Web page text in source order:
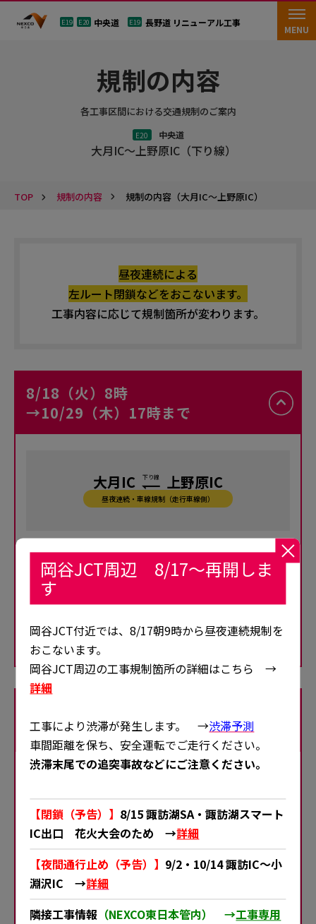
E19 E20 中央道 E19 長野道 リニューアル工事
MENU
規制の内容
各工事区間における交通規制のご案内
E20 中央道
大月IC～上野原IC（下り線）
TOP 規制の内容 規制の内容（大月IC～上野原IC）
昼夜連続による
左ルート閉鎖などをおこないます。
工事内容に応じて規制箇所が変わります。
8/18（火）8時
→10/29（木）17時まで
大月IC 下り線 上野原IC
昼夜連続・車線規制（走行車線側）
および10/30（金）
大月IC 上野原IC
昼夜連続・車線規制（追越車線側）
岡谷JCT周辺 8/17～再開しま
す
岡谷JCT付近では、8/17朝9時から昼夜連続規制を
おこないます。
岡谷JCT周辺の工事規制箇所の詳細はこちら →
詳細
工事により渋滞が発生します。 →渋滞予測
車間距離を保ち、安全運転でご走行ください。
渋滞末尾での追突事故などにご注意ください。
【閉鎖（予告）】 8/15 諏訪湖SA・諏訪湖スマート
IC出口 花火大会のため →詳細
【夜間通行止め（予告）】 9/2・10/14 諏訪IC～小
淵沢IC →詳細
隣接工事情報 （NEXCO東日本管内） →工事専用